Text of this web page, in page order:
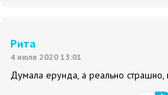
Рита
4 июля 2020 13:01
Думала ерунда, а реально страшно,